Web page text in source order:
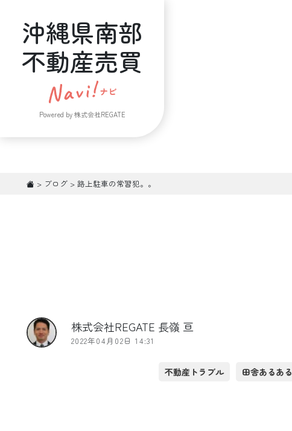
沖縄県南部
不動産売買
Powered by 株式会社REGATE
> ブログ > 路上駐車の常習犯。。
株式会社REGATE 長嶺 亘
2022年04月02日 14:31
不動産トラブル 田舎あるある